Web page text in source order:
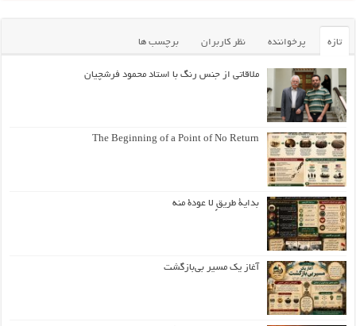
تازه پرخواننده نظر کاربران برچسب ها
ملاقاتی از جنس رنگ با استاد محمود فرشچیان
The Beginning of a Point of No Return
بداية طريقٍ لا عودة منه
آغاز یک مسیر بی‌بازگشت